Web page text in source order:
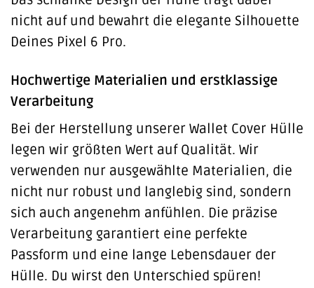
nicht auf und bewahrt die elegante Silhouette
Deines Pixel 6 Pro.
Hochwertige Materialien und erstklassige
Verarbeitung
Bei der Herstellung unserer Wallet Cover Hülle
legen wir größten Wert auf Qualität. Wir
verwenden nur ausgewählte Materialien, die
nicht nur robust und langlebig sind, sondern
sich auch angenehm anfühlen. Die präzise
Verarbeitung garantiert eine perfekte
Passform und eine lange Lebensdauer der
Hülle. Du wirst den Unterschied spüren!